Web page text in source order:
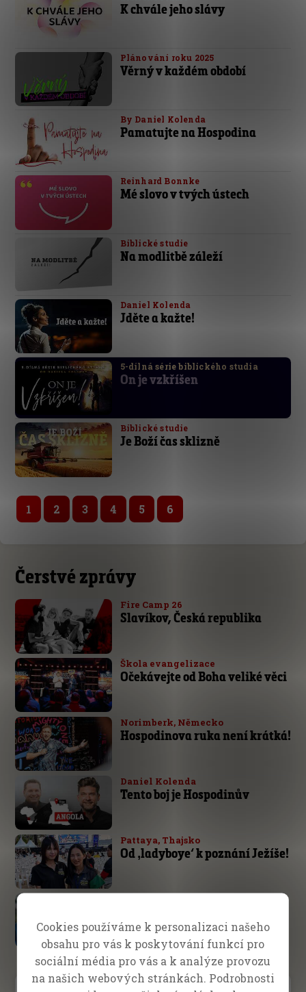
K chvále jeho slávy
Plánování roku 2025
Věrný v každém období
By Daniel Kolenda
Pamatujte na Hospodina
Reinhard Bonnke
Mé slovo v tvých ústech
Biblické studie
Na modlitbě záleží
Daniel Kolenda
Jděte a kažte!
5-dílná série biblického studia
On je vzkříšen
Biblické studie
Je Boží čas sklizně
1 2 3 4 5 6
Čerstvé zprávy
Fire Camp 26
Slavíkov, Česká republika
Škola evangelizace
Očekávejte od Boha veliké věci
Norimberk, Německo
Hospodinova ruka není krátká!
Daniel Kolenda
Tento boj je Hospodinův
Pattaya, Thajsko
Od ‚ladyboye‘ k poznání Ježíše!
Cookies používáme k personalizaci našeho
obsahu pro vás k poskytování funkcí pro
sociální média pro vás a k analýze provozu
na našich webových stránkách. Podrobnosti